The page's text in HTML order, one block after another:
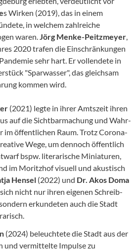
s Wirken (2019), das in einem
in welchem zahlreiche
waren.Jörg Menke-Peitzmeyer,
2020 trafen die Einschränkungen
sehr hart. Er vollendete in
"Sparwasser", das gleichsam
kommen wird.
(2021) legte in ihrer Amtszeit ihren
auf die Sichtbarmachung und Wahr­­
im öffentlichen Raum. Trotz Corona-
Wege, um dennoch öffent­lich
bspw. literarische Miniaturen,
im Moritzhof visuell und akustisch
Hensel (2022) und Dr. Akos Doma
nicht nur ihren eigenen Schreib­
erkundeten auch die Stadt
(2024) beleuchtete die Stadt aus der
und vermittelte Impulse zu